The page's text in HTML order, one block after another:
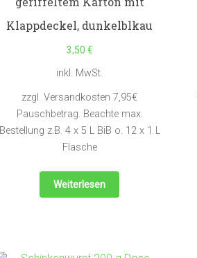
Klappdeckel, dunkelblkau
3,50 €
inkl. MwSt.
zzgl. Versandkosten 7,95€
Pauschbetrag. Beachte max.
Bestellung z.B. 4 x 5 L BiB o. 12 x 1 L
Flasche
Weiterlesen